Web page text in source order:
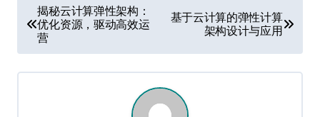
章
导
航
揭秘云计算弹性架构：
优化资源，驱动高效运
营
基于云计算的弹性计算
架构设计与应用